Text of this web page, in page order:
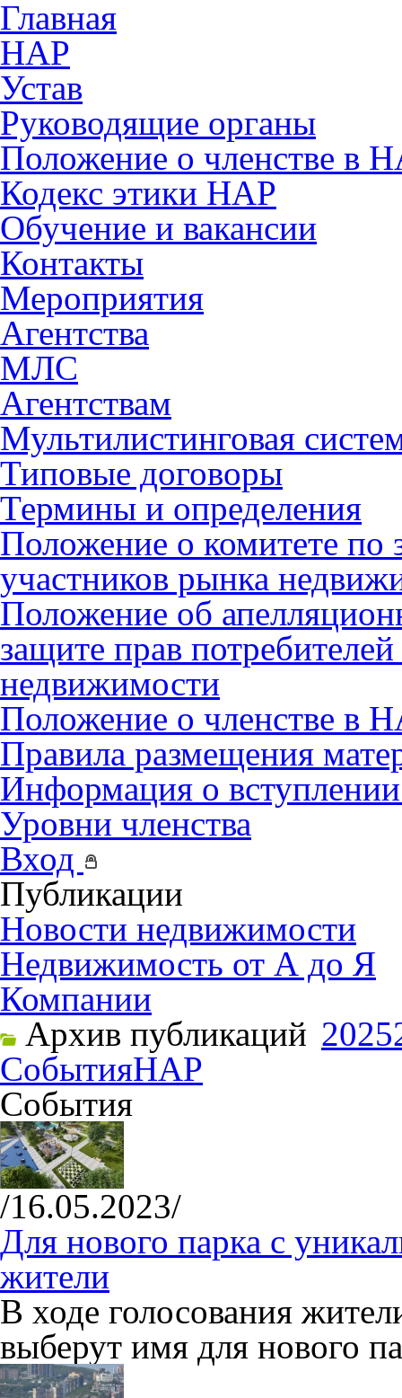
Главная
НАР
Устав
Руководящие органы
Положение о членстве в
Кодекс этики НАР
Обучение и вакансии
Контакты
Мероприятия
Агентства
МЛС
Агентствам
Мультилистинговая
Типовые договоры
Термины и определения
Положение о комитете по
участников рынка
Положение об
защите прав
недвижимости
Положение о членстве в
Правила размещения
Информация о
Уровни членства
Вход
Публикации
Новости недвижимости
Недвижимость от А до Я
Компании
Архив публикаций 2025
СобытияНАР
События
/16.05.2023/
Для нового парка с
жители
В ходе голосования
выберут имя для нового